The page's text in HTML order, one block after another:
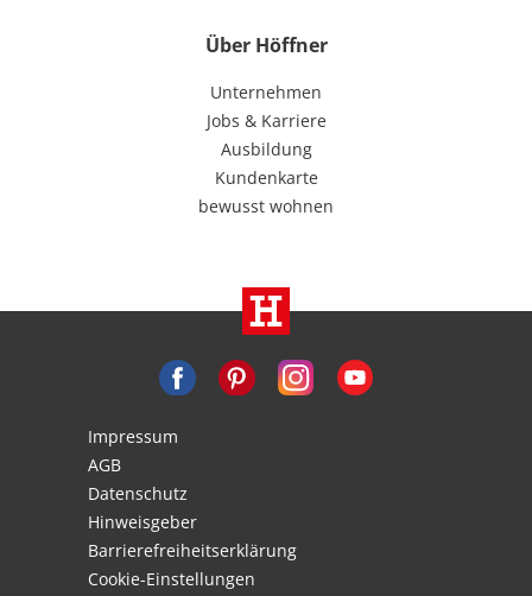
Über Höffner
Unternehmen
Jobs & Karriere
Ausbildung
Kundenkarte
bewusst wohnen
Impressum
AGB
Datenschutz
Hinweisgeber
Barrierefreiheitserklärung
Cookie-Einstellungen